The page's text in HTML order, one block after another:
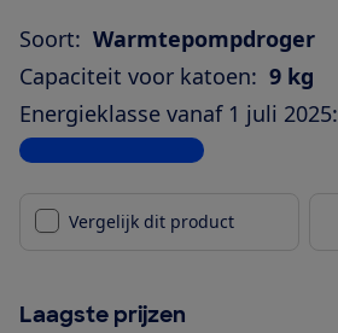
Soort: Warmtepompdroger
Capaciteit voor katoen: 9 kg
Energieklasse vanaf 1 juli 2025:
Bekijk alle specificaties
Vergelijk dit product
Laagste prijzen